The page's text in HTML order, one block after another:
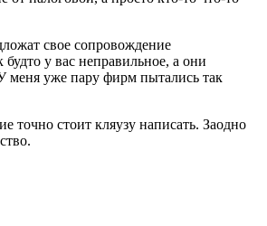
свое сопровождение
у вас неправильное, а они
меня уже пару фирм пытались так
точно стоит кляузу написать. Заодно